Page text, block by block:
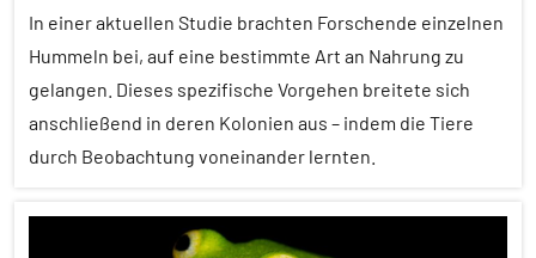
aktuell
Fortbewegung
Inter-
Spezies
In einer aktuellen Studie brachten Forschende einzelnen
Hummeln bei, auf eine bestimmte Art an Nahrung zu
gelangen. Dieses spezifische Vorgehen breitete sich
anschließend in deren Kolonien aus – indem die Tiere
durch Beobachtung voneinander lernten.